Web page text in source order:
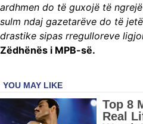
ardhmen do të guxojë të
sulm ndaj gazetarëve do të
drastike sipas rregulloreve
Zëdhënës i MPB-së.